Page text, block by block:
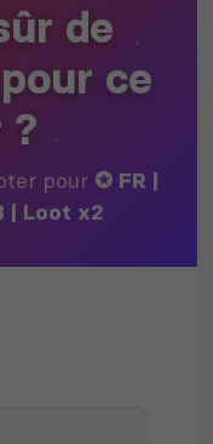
de
ce
?
pour ✪ FR |
| Loot x2